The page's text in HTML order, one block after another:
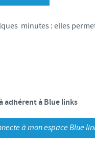
minutes : elles
adhérent à Blue links
à mon espace Blue